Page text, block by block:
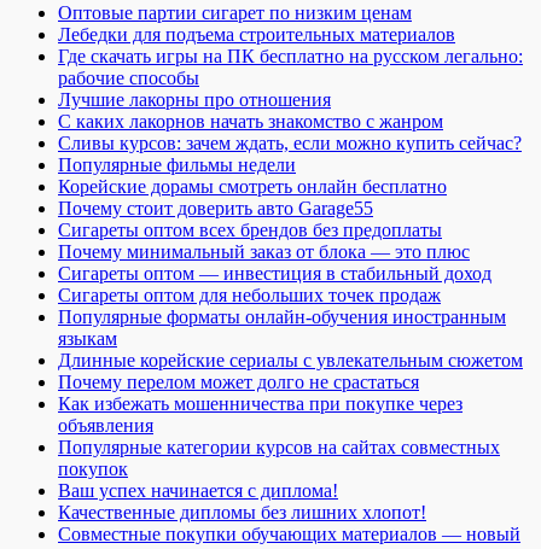
Оптовые партии сигарет по низким ценам
Лебедки для подъема строительных материалов
Где скачать игры на ПК бесплатно на русском легально:
рабочие способы
Лучшие лакорны про отношения
С каких лакорнов начать знакомство с жанром
Сливы курсов: зачем ждать, если можно купить сейчас?
Популярные фильмы недели
Корейские дорамы смотреть онлайн бесплатно
Почему стоит доверить авто Garage55
Сигареты оптом всех брендов без предоплаты
Почему минимальный заказ от блока — это плюс
Сигареты оптом — инвестиция в стабильный доход
Сигареты оптом для небольших точек продаж
Популярные форматы онлайн-обучения иностранным
языкам
Длинные корейские сериалы с увлекательным сюжетом
Почему перелом может долго не срастаться
Как избежать мошенничества при покупке через
объявления
Популярные категории курсов на сайтах совместных
покупок
Ваш успех начинается с диплома!
Качественные дипломы без лишних хлопот!
Совместные покупки обучающих материалов — новый